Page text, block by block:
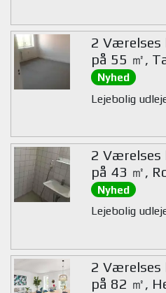
2 Værelses
på 55 ㎡,
Nyhed
Lejebolig
2 Værelses
på 43 ㎡,
Nyhed
Lejebolig
2 Værelses
på 82 ㎡,